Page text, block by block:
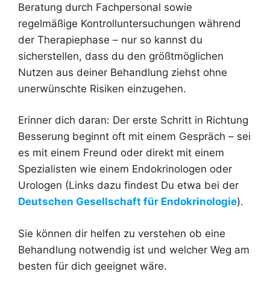
Beratung durch Fachpersonal sowie
regelmäßige Kontrolluntersuchungen während
der Therapiephase – nur so kannst du
sicherstellen, dass du den größtmöglichen
Nutzen aus deiner Behandlung ziehst ohne
unerwünschte Risiken einzugehen.
Erinner dich daran: Der erste Schritt in Richtung
Besserung beginnt oft mit einem Gespräch – sei
es mit einem Freund oder direkt mit einem
Spezialisten wie einem Endokrinologen oder
Urologen (Links dazu findest Du etwa bei der
Deutschen Gesellschaft für Endokrinologie).
Sie können dir helfen zu verstehen ob eine
Behandlung notwendig ist und welcher Weg am
besten für dich geeignet wäre.